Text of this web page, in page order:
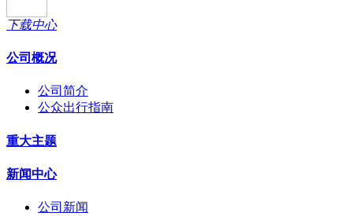
下载中心
公司概况
公司简介
公众出行指南
重大主题
新闻中心
公司新闻